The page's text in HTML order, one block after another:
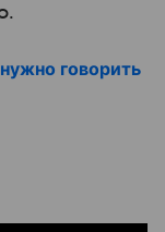
говорить